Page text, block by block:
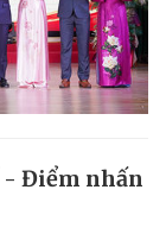
- Điểm nhấn